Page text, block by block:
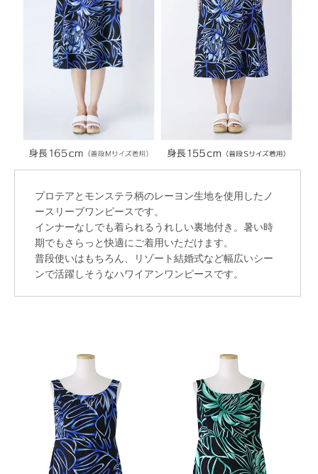
プロテアとモンステラ柄のレーヨン生地を使用したノ
ースリーブワンピースです。
インナーなしでも着られるうれしい裏地付き。暑い時
期でもさらっと快適にご着用いただけます。
普段使いはもちろん、リゾート結婚式など幅広いシー
ンで活躍しそうなハワイアンワンピースです。